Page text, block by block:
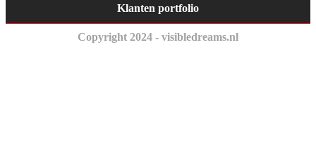
Klanten portfolio
Copyright 2024 - visibledreams.nl